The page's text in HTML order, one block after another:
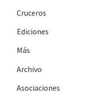
Cruceros
Ediciones
Más
Archivo
Asociaciones